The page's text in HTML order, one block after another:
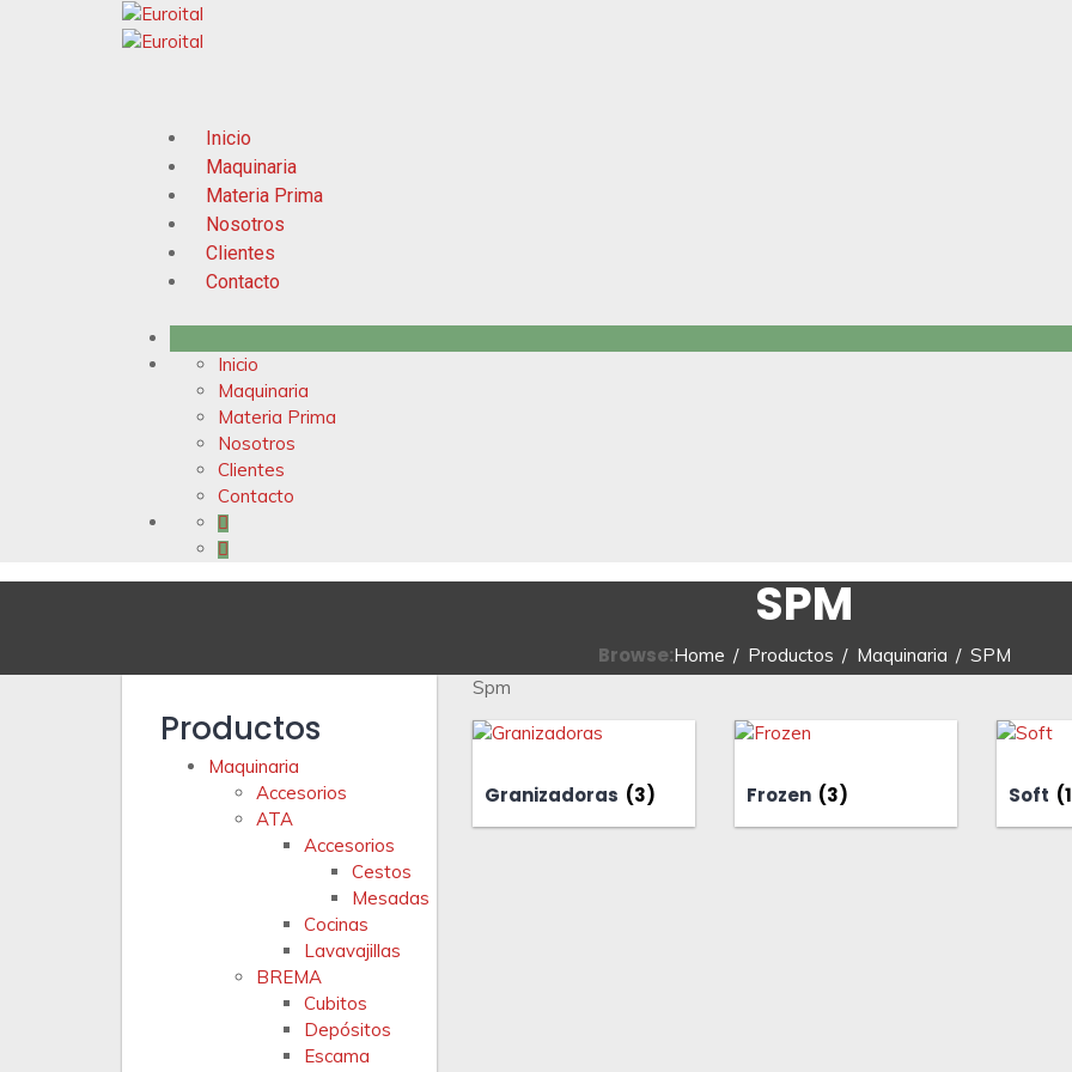
Inicio
Maquinaria
Materia Prima
Nosotros
Clientes
Contacto
Inicio
Maquinaria
Materia Prima
Nosotros
Clientes
Contacto
SPM
Browse:Home Productos Maquinaria SPM
Productos
Maquinaria
Accesorios
ATA
Accesorios
Cestos
Mesadas
Cocinas
Lavavajillas
BREMA
Cubitos
Depósitos
Escama
Spm
Granizadoras (3) Frozen (3) Soft